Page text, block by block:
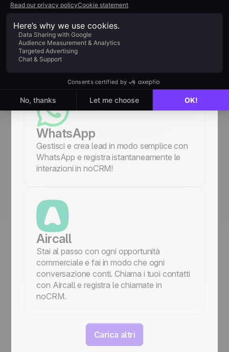
Integrazione della casella di
posta elettronica
Invia e ricevi email di vendita direttamente
da noCRM collegando Gmail, Outlook,
Yahoo o altri servizi.
WhatsApp
Gestisci e crea lead in modo semplice con
WhatsApp e registra istantaneamente le
interazioni in noCRM!
Aircall
Stai al passo con ogni opportunità
commerciale e fai in modo che ogni
conversazione conti. Chiama i tuoi contatti
con Aircall e registra le chiamate in
noCRM.
Carica altri